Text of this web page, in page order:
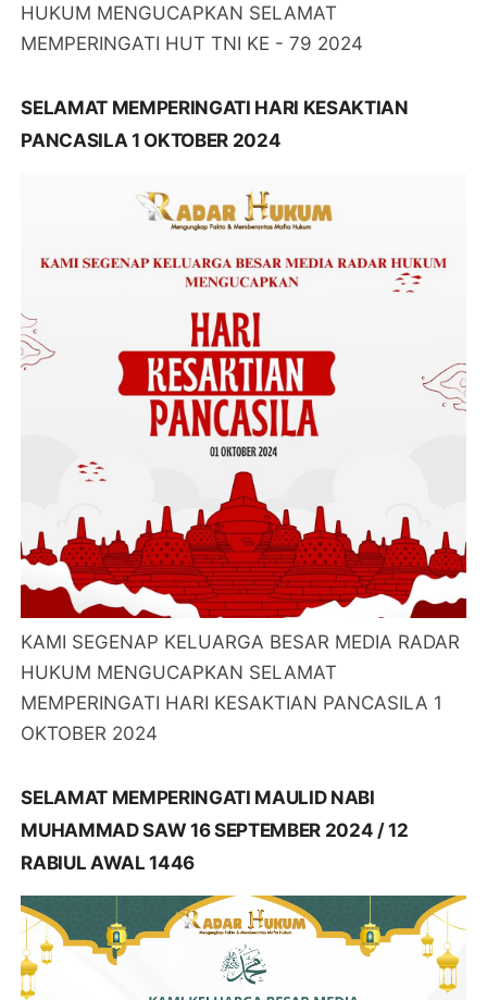
HUKUM MENGUCAPKAN SELAMAT
MEMPERINGATI HUT TNI KE - 79 2024
SELAMAT MEMPERINGATI HARI KESAKTIAN
PANCASILA 1 OKTOBER 2024
KAMI SEGENAP KELUARGA BESAR MEDIA RADAR
HUKUM MENGUCAPKAN SELAMAT
MEMPERINGATI HARI KESAKTIAN PANCASILA 1
OKTOBER 2024
SELAMAT MEMPERINGATI MAULID NABI
MUHAMMAD SAW 16 SEPTEMBER 2024 / 12
RABIUL AWAL 1446